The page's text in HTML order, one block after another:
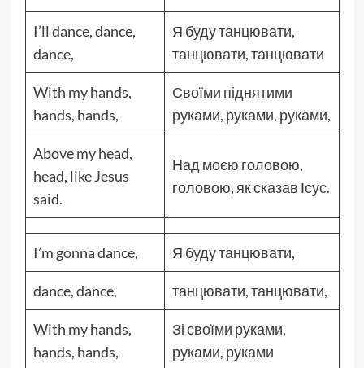
I’ll dance, dance,
dance,
Я буду танцювати,
танцювати, танцювати
With my hands,
hands, hands,
Своїми піднятими
руками, руками, руками,
Above my head,
head, like Jesus
said.
Над моєю головою,
головою, як сказав Ісус.
I’m gonna dance, Я буду танцювати,
dance, dance, танцювати, танцювати,
With my hands,
hands, hands,
Зі своїми руками,
руками, руками